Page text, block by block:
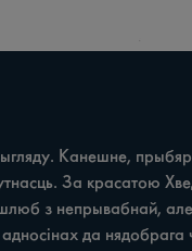
Канешне,
За красатою
з непрывабнай,
да